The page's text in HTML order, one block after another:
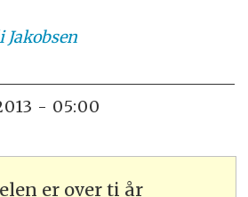
Jakobsen
- 05:00
er over ti år